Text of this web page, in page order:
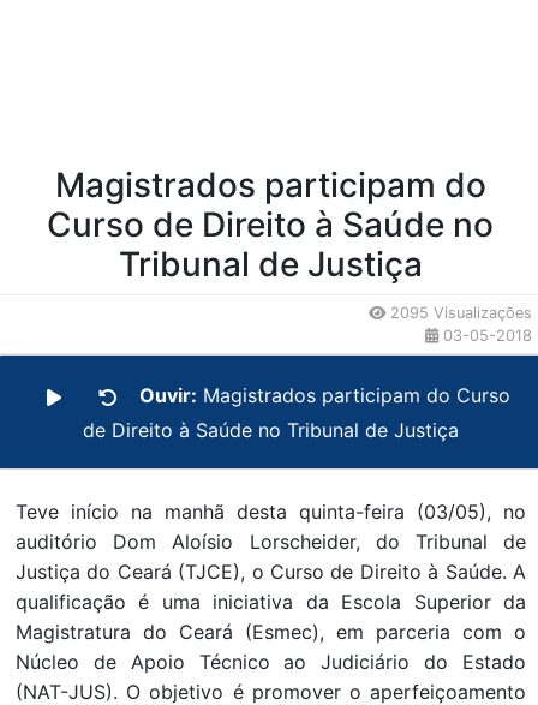
Magistrados participam do
Curso de Direito à Saúde no
Tribunal de Justiça
2095 Visualizações
03-05-2018
Ouvir: Magistrados participam do Curso
de Direito à Saúde no Tribunal de Justiça
Teve início na manhã desta quinta-feira (03/05), no
auditório Dom Aloísio Lorscheider, do Tribunal de
Justiça do Ceará (TJCE), o Curso de Direito à Saúde. A
qualificação é uma iniciativa da Escola Superior da
Magistratura do Ceará (Esmec), em parceria com o
Núcleo de Apoio Técnico ao Judiciário do Estado
(NAT-JUS). O objetivo é promover o aperfeiçoamento